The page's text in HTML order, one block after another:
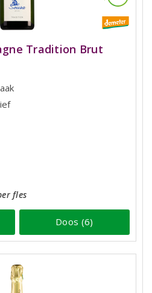
Tradition Brut
fles
Doos (6)